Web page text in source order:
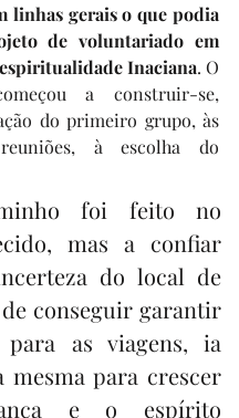
linhas gerais o que podia
de voluntariado em
Inaciana. O
a construir-se,
do primeiro grupo, às
à escolha do
foi feito no
mas a confiar
do local de
conseguir garantir
as viagens, ia
mesma para crescer
e o espírito